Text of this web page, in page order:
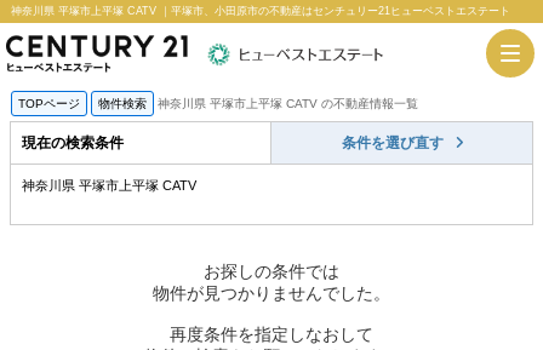
神奈川県 平塚市上平塚 CATV ｜平塚市、小田原市の不動産はセンチュリー21ヒューベストエステート
TOPページ 物件検索 神奈川県 平塚市上平塚 CATV の不動産情報一覧
現在の検索条件 条件を選び直す
神奈川県 平塚市上平塚 CATV
お探しの条件では
物件が見つかりませんでした。
再度条件を指定しなおして